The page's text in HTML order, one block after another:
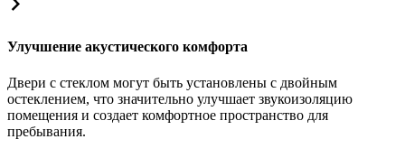
Улучшение акустического комфорта
Двери с стеклом могут быть установлены с двойным
остеклением, что значительно улучшает звукоизоляцию
помещения и создает комфортное пространство для
пребывания.